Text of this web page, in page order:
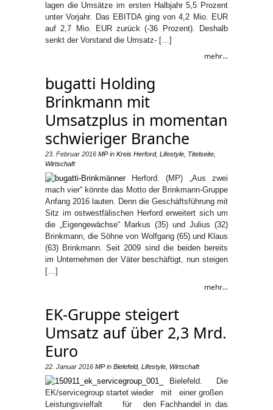
lagen die Umsätze im ersten Halbjahr 5,5 Prozent
unter Vorjahr. Das EBITDA ging von 4,2 Mio. EUR
auf 2,7 Mio. EUR zurück (-36 Prozent). Deshalb
senkt der Vorstand die Umsatz- […]
mehr...
bugatti Holding
Brinkmann mit
Umsatzplus in momentan
schwieriger Branche
23. Februar 2016 MPin Kreis Herford, Lifestyle Titelseite
Wirtschaft
Herford. (MP) „Aus zwei
mach vier“ könnte das Motto der Brinkmann-Gruppe
Anfang 2016 lauten. Denn die Geschäftsführung mit
Sitz im ostwestfälischen Herford erweitert sich um
die „Eigengewächse“ Markus (35) und Julius (32)
Brinkmann, die Söhne von Wolfgang (65) und Klaus
(63) Brinkmann. Seit 2009 sind die beiden bereits
im Unternehmen der Väter beschäftigt, nun steigen
[…]
mehr...
EK-Gruppe steigert
Umsatz auf über 2,3 Mrd.
Euro
22. Januar 2016 MPin Bielefeld, Lifestyle Wirtschaft
Bielefeld. Die
EK/servicegroup startet wieder mit einer großen
Leistungsvielfalt für den Fachhandel in das